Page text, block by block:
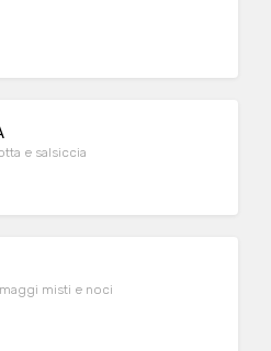
e salsiccia
misti e noci